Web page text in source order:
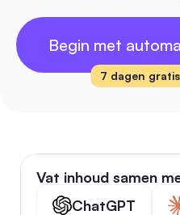
Begin met
7 dagen gratis
Vat inhoud samen
ChatGPT